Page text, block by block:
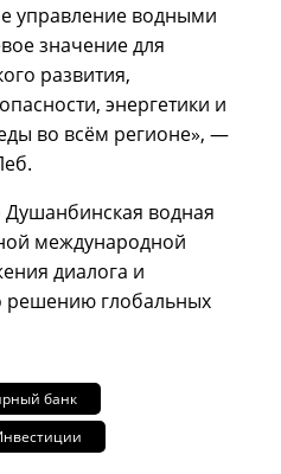
управление водными
значение для
развития,
энергетики и
во всём регионе», —
Душанбинская водная
международной
диалога и
решению глобальных
банк